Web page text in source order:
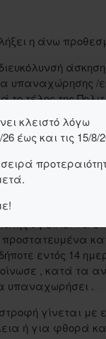
κλειστό λόγω
έως και τις 15/8/
η άνω
υπαναχώρησης /
το τέλος της
γνωστοποίηση
παραλαβής
την επιστροφή
με τη
οφείλει να
προστατευμένα
εντός 14
, κατά τα
υπαναχωρήσει .
γίνεται με
ή για φθορά